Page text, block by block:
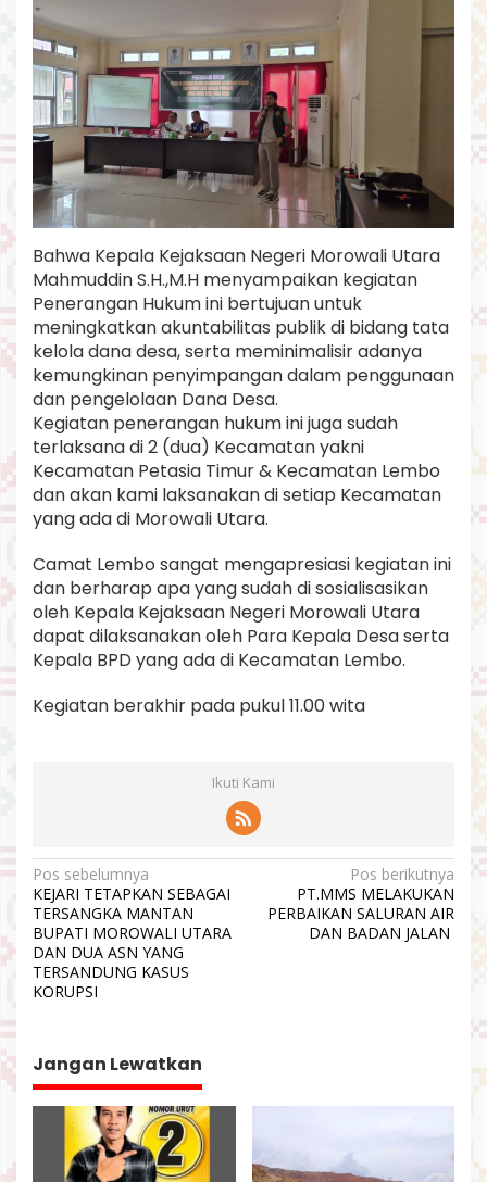
o
w
l
i
t
a
a
Bahwa Kepala Kejaksaan Negeri Morowali Utara
Mahmuddin S.H.,M.H menyampaikan kegiatan
Penerangan Hukum ini bertujuan untuk
meningkatkan akuntabilitas publik di bidang tata
kelola dana desa, serta meminimalisir adanya
kemungkinan penyimpangan dalam penggunaan
dan pengelolaan Dana Desa.
Kegiatan penerangan hukum ini juga sudah
terlaksana di 2 (dua) Kecamatan yakni
Kecamatan Petasia Timur & Kecamatan Lembo
dan akan kami laksanakan di setiap Kecamatan
yang ada di Morowali Utara.
Camat Lembo sangat mengapresiasi kegiatan ini
dan berharap apa yang sudah di sosialisasikan
oleh Kepala Kejaksaan Negeri Morowali Utara
dapat dilaksanakan oleh Para Kepala Desa serta
Kepala BPD yang ada di Kecamatan Lembo.
Kegiatan berakhir pada pukul 11.00 wita
Ikuti Kami
N
a
v
i
g
s
i
Pos sebelumnya
KEJARI TETAPKAN SEBAGAI
TERSANGKA MANTAN
BUPATI MOROWALI UTARA
DAN DUA ASN YANG
TERSANDUNG KASUS
KORUPSI
Pos berikutnya
PT.MMS MELAKUKAN
PERBAIKAN SALURAN AIR
DAN BADAN JALAN
Jangan Lewatkan